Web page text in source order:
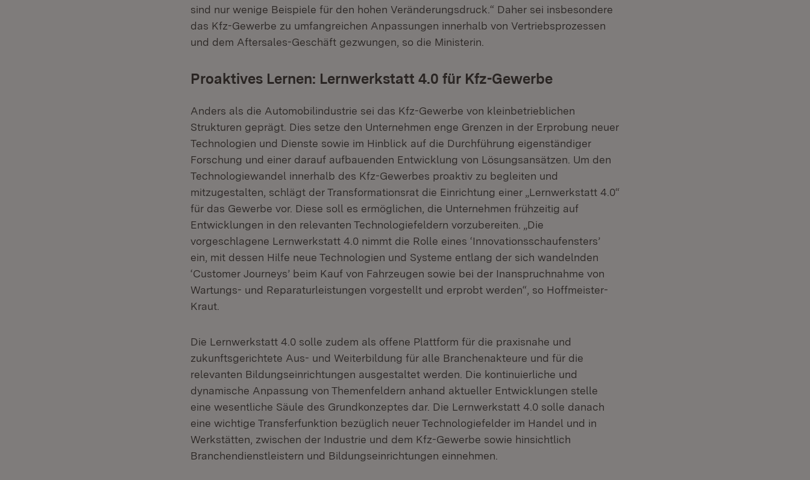
sind nur wenige Beispiele für den hohen Veränderungsdruck.“ Daher sei insbesondere
das Kfz-Gewerbe zu umfangreichen Anpassungen innerhalb von Vertriebsprozessen
und dem Aftersales-Geschäft gezwungen, so die Ministerin.
Proaktives Lernen: Lernwerkstatt 4.0 für Kfz-Gewerbe
Anders als die Automobilindustrie sei das Kfz-Gewerbe von kleinbetrieblichen
Strukturen geprägt. Dies setze den Unternehmen enge Grenzen in der Erprobung neuer
Technologien und Dienste sowie im Hinblick auf die Durchführung eigenständiger
Forschung und einer darauf aufbauenden Entwicklung von Lösungsansätzen. Um den
Technologiewandel innerhalb des Kfz-Gewerbes proaktiv zu begleiten und
mitzugestalten, schlägt der Transformationsrat die Einrichtung einer „Lernwerkstatt 4.0“
für das Gewerbe vor. Diese soll es ermöglichen, die Unternehmen frühzeitig auf
Entwicklungen in den relevanten Technologiefeldern vorzubereiten. „Die
vorgeschlagene Lernwerkstatt 4.0 nimmt die Rolle eines ‘Innovationsschaufensters’
ein, mit dessen Hilfe neue Technologien und Systeme entlang der sich wandelnden
‘Customer Journeys’ beim Kauf von Fahrzeugen sowie bei der Inanspruchnahme von
Wartungs- und Reparaturleistungen vorgestellt und erprobt werden“, so Hoffmeister-
Kraut.
Die Lernwerkstatt 4.0 solle zudem als offene Plattform für die praxisnahe und
zukunftsgerichtete Aus- und Weiterbildung für alle Branchenakteure und für die
relevanten Bildungseinrichtungen ausgestaltet werden. Die kontinuierliche und
dynamische Anpassung von Themenfeldern anhand aktueller Entwicklungen stelle
eine wesentliche Säule des Grundkonzeptes dar. Die Lernwerkstatt 4.0 solle danach
eine wichtige Transferfunktion bezüglich neuer Technologiefelder im Handel und in
Werkstätten, zwischen der Industrie und dem Kfz-Gewerbe sowie hinsichtlich
Branchendienstleistern und Bildungseinrichtungen einnehmen.